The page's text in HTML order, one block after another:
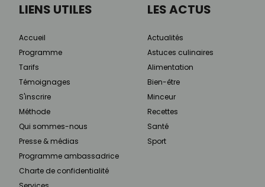
LIENS UTILES
Accueil
Programme
Tarifs
Témoignages
S'inscrire
Méthode
Qui sommes-nous
Presse & médias
Programme ambassadrice
Charte de confidentialité
LES ACTUS
Actualités
Astuces culinaires
Alimentation
Bien-être
Minceur
Recettes
Santé
Sport